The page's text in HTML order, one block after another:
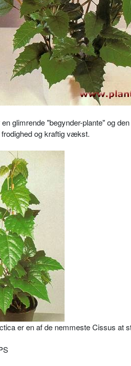
glimrende "begynder-plante" og
og kraftig vækst.
er en af de nemmeste Cissus at